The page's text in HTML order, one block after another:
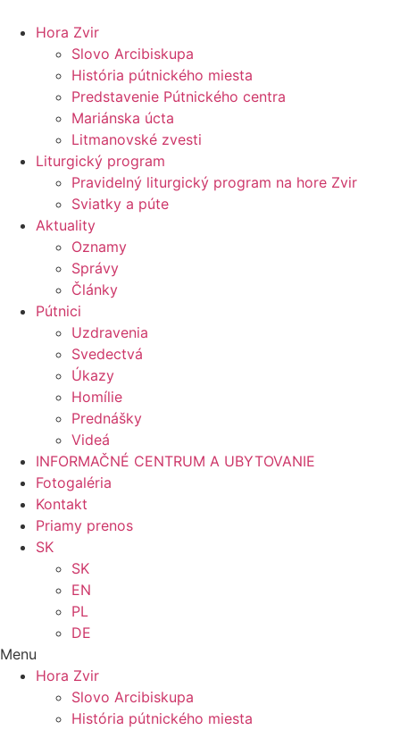
Hora Zvir
Slovo Arcibiskupa
História pútnického miesta
Predstavenie Pútnického centra
Mariánska úcta
Litmanovské zvesti
Liturgický program
Pravidelný liturgický program na hore Zvir
Sviatky a púte
Aktuality
Oznamy
Správy
Články
Pútnici
Uzdravenia
Svedectvá
Úkazy
Homílie
Prednášky
Videá
INFORMAČNÉ CENTRUM A UBYTOVANIE
Fotogaléria
Kontakt
Priamy prenos
SK
SK
EN
PL
DE
Menu
Hora Zvir
Slovo Arcibiskupa
História pútnického miesta